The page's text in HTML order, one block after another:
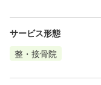
サービス形態
整・接骨院